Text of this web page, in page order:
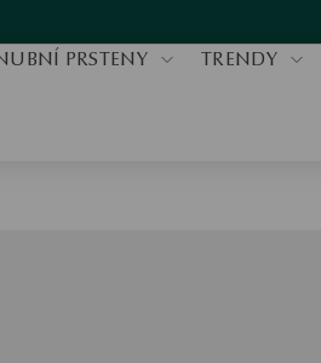
PRSTENY TRENDY